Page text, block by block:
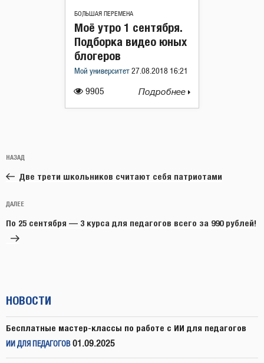
БОЛЬШАЯ ПЕРЕМЕНА
9905
Моё утро 1 сентября.
Подборка видео юных
блогеров
Мой университет 27.08.2018 16:21
Подробнее
по
записям
Предыдущая
запись:
НАЗАД
Две трети школьников считают себя патриотами
Следующая
запись
ДАЛЕЕ
По 25 сентября — 3 курса для педагогов всего за 990 рублей!
НОВОСТИ
Бесплатные мастер-классы по работе с ИИ для педагогов
ИИ ДЛЯ ПЕДАГОГОВ 01.09.2025